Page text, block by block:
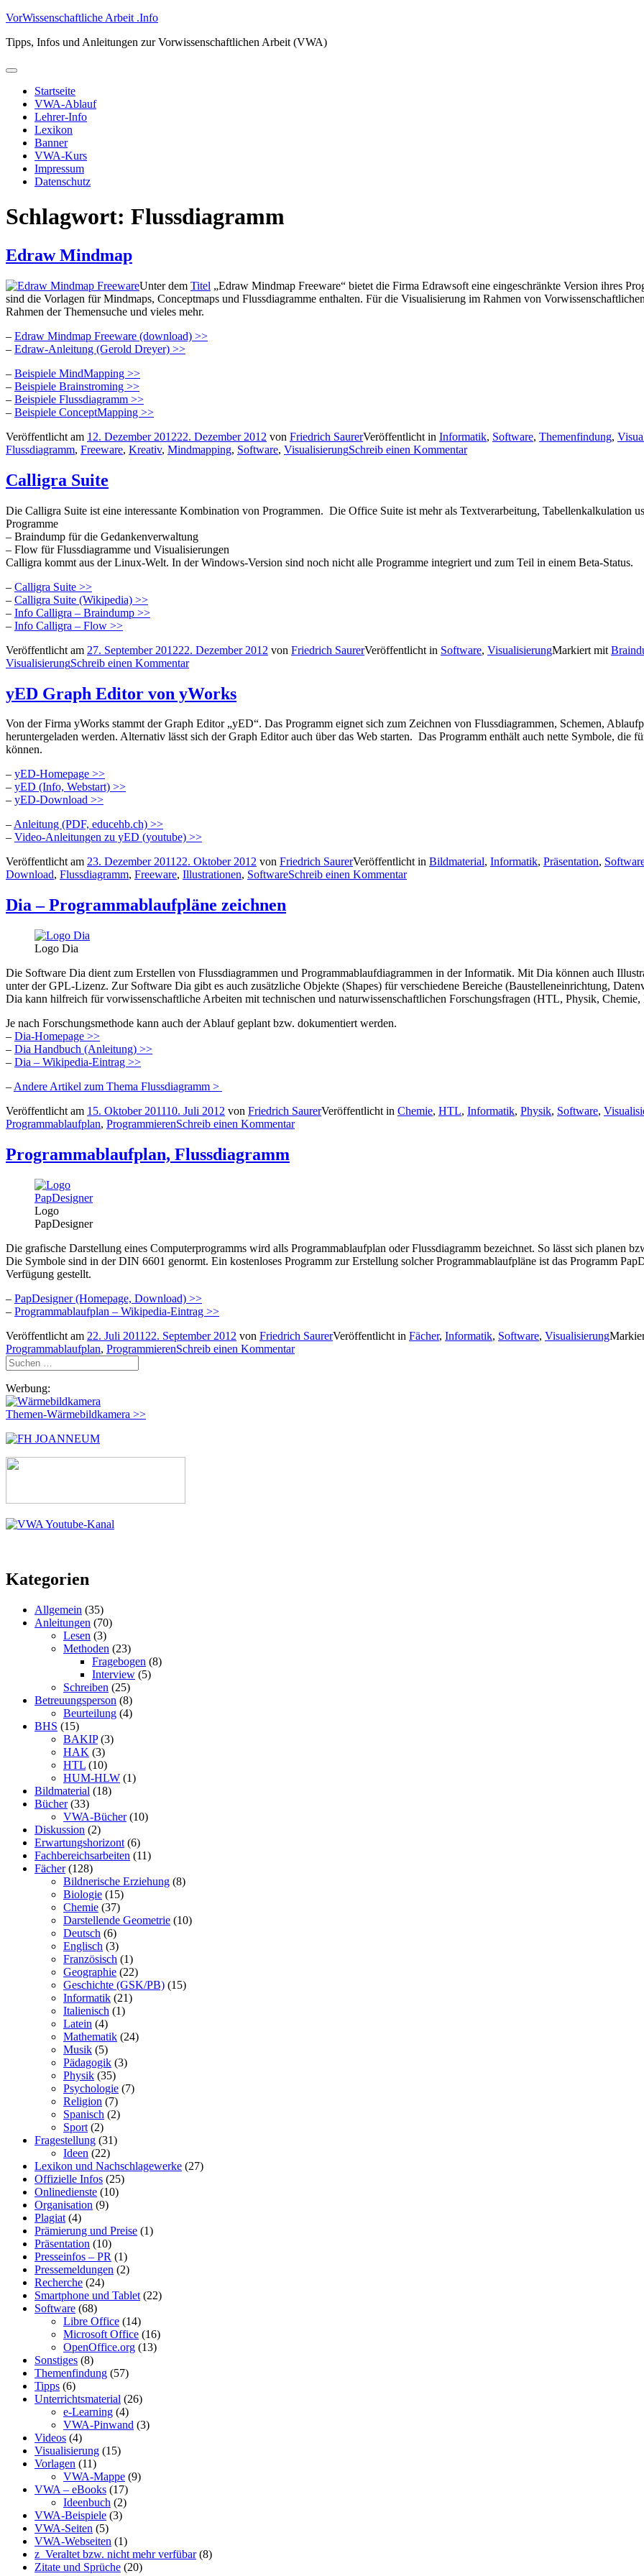
Zum
springen
VorWissenschaftliche Arbeit .Info
Tipps, Infos und Anleitungen zur Vorwissenschaftlichen Arbeit (VWA)
Primäres
Startseite
VWA-Ablauf
Lehrer-Info
Lexikon
Banner
VWA-Kurs
Impressum
Datenschutz
Schlagwort: Flussdiagramm
Edraw Mindmap
Unter dem Titel „Edraw Mindmap Freeware“ bietet die Firma Edrawsoft eine eingeschränkte Version ihres
sind die Vorlagen für Mindmaps, Conceptmaps und Flussdiagramme enthalten. Für die Visualisierung im Rahmen von
Rahmen der Themensuche und vieles mehr.
– Edraw Mindmap Freeware (download) >>
– Edraw-Anleitung (Gerold Dreyer) >>
– Beispiele MindMapping >>
– Beispiele Brainstroming >>
– Beispiele Flussdiagramm >>
– Beispiele ConceptMapping >>
Veröffentlicht am 12. Dezember 201222. Dezember 2012 von Friedrich SaurerVeröffentlicht in Informatik, Software, Themenfindung,
Flussdiagramm, Freeware, Kreativ, Mindmapping, Software, VisualisierungSchreib einen Kommentar
Calligra Suite
Die Calligra Suite ist eine interessante Kombination von Programmen. Die Office Suite ist mehr als Textverarbeitung, Tabellenkalkulation
Programme
– Braindump für die Gedankenverwaltung
– Flow für Flussdiagramme und Visualisierungen
Calligra kommt aus der Linux-Welt. In der Windows-Version sind noch nicht alle Programme integriert und zum Teil in einem Beta-Status.
– Calligra Suite >>
– Calligra Suite (Wikipedia) >>
– Info Calligra – Braindump >>
– Info Calligra – Flow >>
Veröffentlicht am 27. September 201222. Dezember 2012 von Friedrich SaurerVeröffentlicht in Software, VisualisierungMarkiert mit
VisualisierungSchreib einen Kommentar
yED Graph Editor von yWorks
Von der Firma yWorks stammt der Graph Editor „yED“. Das Programm eignet sich zum Zeichnen von Flussdiagrammen, Schemen,
heruntergeladen werden. Alternativ lässt sich der Graph Editor auch über das Web starten. Das Programm enthält auch nette Symbole, die
können.
– yED-Homepage >>
– yED (Info, Webstart) >>
– yED-Download >>
–Anleitung (PDF, educehb.ch) >>
– Video-Anleitungen zu yED (youtube) >>
Veröffentlicht am 23. Dezember 201122. Oktober 2012 von Friedrich SaurerVeröffentlicht in Bildmaterial, Informatik, Präsentation,
Download, Flussdiagramm, Freeware, Illustrationen, SoftwareSchreib einen Kommentar
Dia – Programmablaufpläne zeichnen
Logo Dia
Die Software Dia dient zum Erstellen von Flussdiagrammen und Programmablaufdiagrammen in der Informatik. Mit Dia können auch
unter der GPL-Lizenz. Zur Software Dia gibt es auch zusätzliche Objekte (Shapes) für verschiedene Bereiche (Baustelleneinrichtung,
Dia kann hilfreich für vorwissenschaftliche Arbeiten mit technischen und naturwissenschaftlichen Forschungsfragen (HTL, Physik,
Je nach Forschungsmethode kann auch der Ablauf geplant bzw. dokumentiert werden.
– Dia-Homepage >>
– Dia Handbuch (Anleitung) >>
– Dia – Wikipedia-Eintrag >>
– Andere Artikel zum Thema Flussdiagramm >
Veröffentlicht am 15. Oktober 201110. Juli 2012 von Friedrich SaurerVeröffentlicht in Chemie, HTL, Informatik, Physik, Software,
Programmablaufplan, ProgrammierenSchreib einen Kommentar
Programmablaufplan, Flussdiagramm
Logo
PapDesigner
Die grafische Darstellung eines Computerprogramms wird alls Programmablaufplan oder Flussdiagramm bezeichnet. So lässt sich planen
Die Symbole sind in der DIN 6601 genormt. Ein kostenloses Programm zur Erstellung solcher Programmablaufpläne ist das Programm
Verfügung gestellt.
– PapDesigner (Homepage, Download) >>
– Programmablaufplan – Wikipedia-Eintrag >>
Veröffentlicht am 22. Juli 2011 22. September 2012 von Friedrich SaurerVeröffentlicht in Fächer, Informatik, Software, Visualisierung
Programmablaufplan, ProgrammierenSchreib einen Kommentar
Suchen
nach:
Werbung:
Themen-Wärmebildkamera >>
Kategorien
Allgemein (35)
Anleitungen (70)
Lesen (3)
Methoden (23)
Fragebogen (8)
Interview (5)
Schreiben (25)
Betreuungsperson (8)
Beurteilung (4)
BHS (15)
BAKIP(3)
HAK (3)
HTL (10)
HUM-HLW (1)
Bildmaterial (18)
Bücher(33)
VWA-Bücher(10)
Diskussion (2)
Erwartungshorizont (6)
Fachbereichsarbeiten (11)
Fächer(128)
Bildnerische Erziehung (8)
Biologie (15)
Chemie (37)
Darstellende Geometrie (10)
Deutsch (6)
Englisch (3)
Französisch (1)
Geographie (22)
Geschichte (GSK/PB) (15)
Informatik (21)
Italienisch (1)
Latein (4)
Mathematik (24)
Musik (5)
Pädagogik (3)
Physik (35)
Psychologie (7)
Religion (7)
Spanisch (2)
Sport (2)
Fragestellung (31)
Ideen (22)
Lexikon und Nachschlagewerke (27)
Offizielle Infos (25)
Onlinedienste (10)
Organisation (9)
Plagiat (4)
Prämierung und Preise (1)
Präsentation (10)
Presseinfos – PR (1)
Pressemeldungen (2)
Recherche (24)
Smartphone und Tablet (22)
Software (68)
Libre Office (14)
Microsoft Office (16)
OpenOffice.org (13)
Sonstiges (8)
Themenfindung (57)
Tipps (6)
Unterrichtsmaterial (26)
e-Learning (4)
VWA-Pinwand (3)
Videos (4)
Visualisierung (15)
Vorlagen (11)
VWA-Mappe (9)
VWA – eBooks (17)
Ideenbuch (2)
VWA-Beispiele (3)
VWA-Seiten (5)
VWA-Webseiten (1)
z_Veraltet bzw. nicht mehr verfübar(8)
Zitate und Sprüche (20)